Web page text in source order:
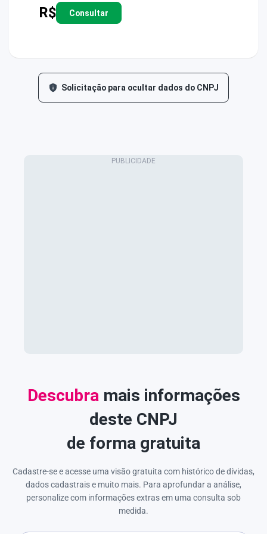
R$ Consultar
Solicitação para ocultar dados do CNPJ
Descubramais informações
deste CNPJ
de forma gratuita
Cadastre-se e acesse uma visão gratuita com histórico de dívidas,
dados cadastrais e muito mais. Para aprofundar a análise,
personalize com informações extras em uma consulta sob
medida.